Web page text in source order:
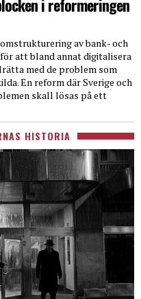
i reformeringen
av bank- och
att bland annat digitalisera
med de problem som
En reform där Sverige och
skall lösas på ett
HISTORIA